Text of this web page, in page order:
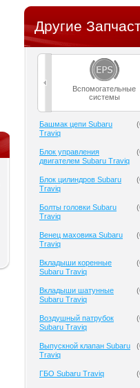
Другие
Вспомогательные
системы
Башмак цепи Subaru
Traviq
(
Блок управления
двигателем Subaru Traviq
(
Блок цилиндров Subaru
Traviq
(
Болты головки Subaru
Traviq
(
Венец маховика Subaru
Traviq
(
Вкладыши коренные
Subaru Traviq
(
Вкладыши шатунные
Subaru Traviq
(
Воздушный патрубок
Subaru Traviq
(
Выпускной клапан Subaru
Traviq
(
ГБО Subaru Traviq (